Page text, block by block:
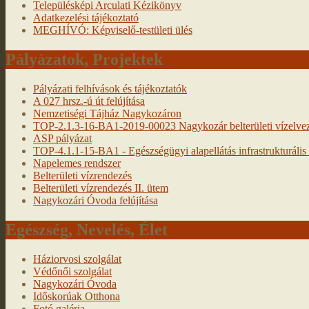
Településképi Arculati Kézikönyv
Adatkezelési tájékoztató
MEGHÍVÓ: Képviselő-testületi ülés
Pályázatok, Projektek
Pályázati felhívások és tájékoztatók
A 027 hrsz.-ú út felújítása
Nemzetiségi Tájház Nagykozáron
TOP-2.1.3-16-BA1-2019-00023 Nagykozár belterületi
ASP pályázat
TOP-4.1.1-15-BA1 - Egészségügyi alapellátás infrastrukturális
Napelemes rendszer
Belterületi vízrendezés
Belterületi vízrendezés II. ütem
Nagykozári Óvoda felújítása
Egészség, Nevelés, Élet
Háziorvosi szolgálat
Védőnői szolgálat
Nagykozári Óvoda
Időskorúak Otthona